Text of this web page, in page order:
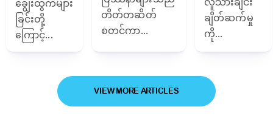
ချွေးထွက်များ
ခြင်းတို့
ကြောင့်...
တိတ်တဆိတ်
စတင်ကာ...
ချိတ်ဆက်မှု
ကို...
VIEW MORE ARTICLES